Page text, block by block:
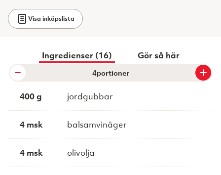
Visa inköpslista
Ingredienser (16) Gör så här
portioner
400 g jordgubbar
4 msk balsamvinäger
4 msk olivolja